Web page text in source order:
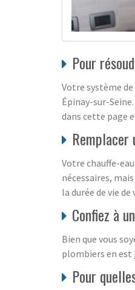
Pour
Votre système
Épinay-sur-
dans cette page
Remplacer
Votre chauffe-
nécessaires,
la durée de vie
Confiez à
Bien que vous
plombiers en est
Pour